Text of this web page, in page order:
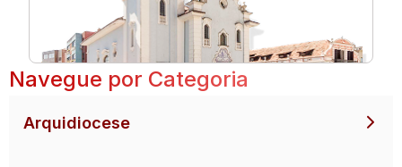
Navegue por Categoria
Arquidiocese